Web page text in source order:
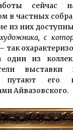
сейчас
в частных
из них
с
так
один из
путают его
Айвазовского.